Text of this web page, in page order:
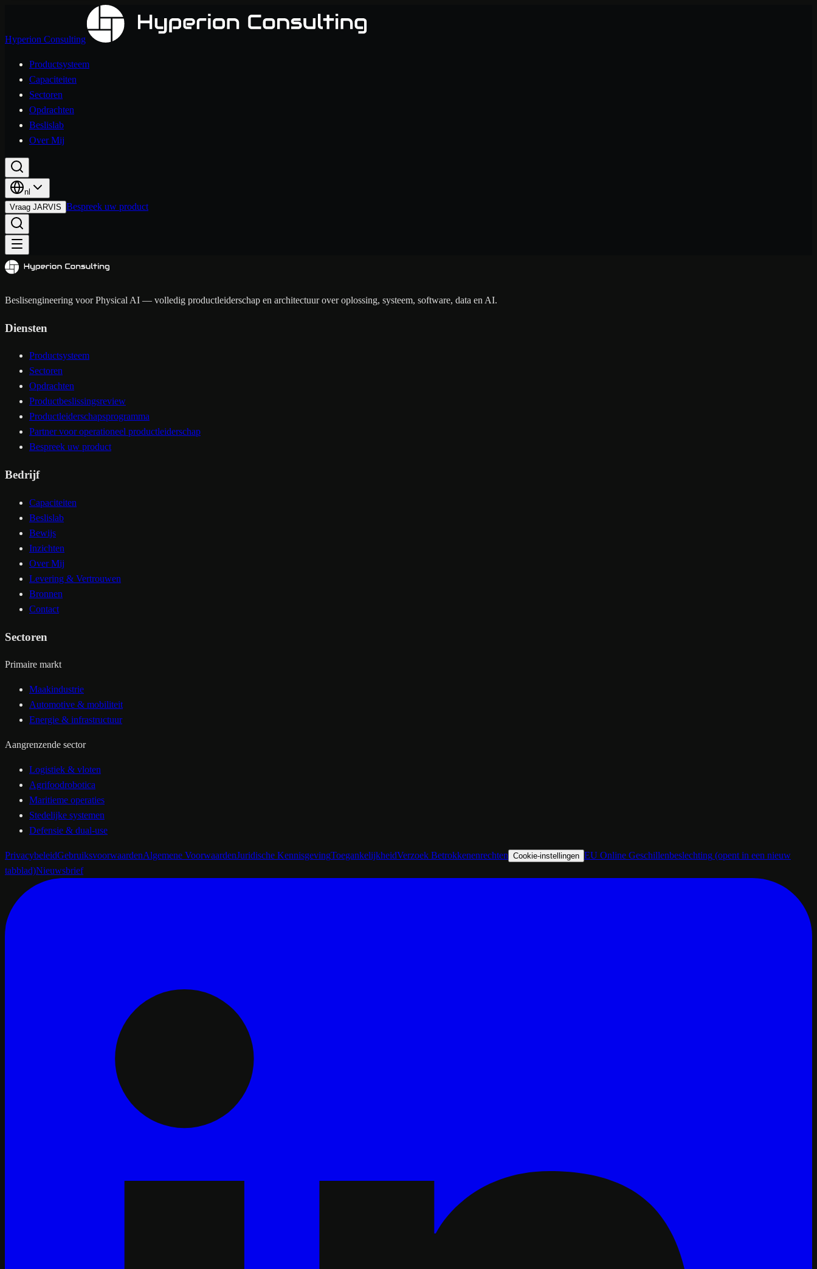
Hyperion Consulting
Productsysteem
Capaciteiten
Sectoren
Opdrachten
Beslislab
Over Mij
nl
Vraag JARVIS Bespreek uw product
Beslisengineering voor Physical AI — volledig productleiderschap en architectuur over oplossing, systeem, software, data en AI.
Diensten
Productsysteem
Sectoren
Opdrachten
Productbeslissingsreview
Productleiderschapsprogramma
Partner voor operationeel productleiderschap
Bespreek uw product
Bedrijf
Capaciteiten
Beslislab
Bewijs
Inzichten
Over Mij
Levering & Vertrouwen
Bronnen
Contact
Sectoren
Primaire markt
Maakindustrie
Automotive & mobiliteit
Energie & infrastructuur
Aangrenzende sector
Logistiek & vloten
Agrifoodrobotica
Maritieme operaties
Stedelijke systemen
Defensie & dual-use
PrivacybeleidGebruiksvoorwaardenAlgemene VoorwaardenJuridische KennisgevingToegankelijkheidVerzoek Betrokkenenrechten Cookie-instellingen EU Online Geschillenbeslechting (opent in een nieuw
tabblad)Nieuwsbrief